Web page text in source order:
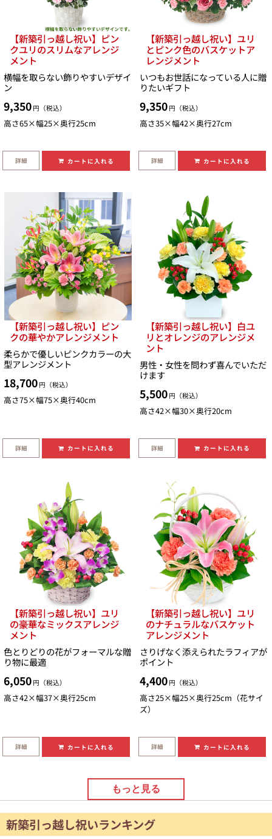
【新築引っ越し祝い】ピン
クユリのスリムなアレンジ
メント
横幅を取らない飾りやすいデザイ
ン
9,350 円（税込）
高さ65×幅25×奥行25cm
詳細 カートに入れる
【新築引っ越し祝い】ユリ
とピンク色のバスケットア
レンジメント
いつもお世話になっている人に贈
りたいギフト
9,350 円（税込）
高さ35×幅42×奥行27cm
詳細 カートに入れる
【新築引っ越し祝い】ピン
クの華やかアレンジメント
柔らかで優しいピンクカラーの大
型アレンジメント
18,700 円（税込）
高さ75×幅75×奥行40cm
詳細 カートに入れる
【新築引っ越し祝い】白ユ
リとオレンジのアレンジメ
ント
男性・女性を問わず喜んでいただ
けます
5,500 円（税込）
高さ42×幅30×奥行20cm
詳細 カートに入れる
【新築引っ越し祝い】ユリ
の豪華なミックスアレンジ
メント
色とりどりの花がフォーマルな贈
り物に最適
6,050 円（税込）
高さ42×幅37×奥行25cm
詳細 カートに入れる
【新築引っ越し祝い】ユリ
のナチュラルなバスケット
アレンジメント
さりげなく添えられたラフィアが
ポイント
4,400 円（税込）
高さ25×幅25×奥行25cm（花サイ
ズ）
詳細 カートに入れる
もっと見る
新築引っ越し祝いランキング